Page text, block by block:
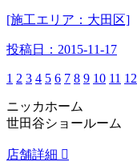
[施工エリア：大田区]
投稿日： 2015-11-17
1 2 3 4 5 6 7 8 9 10 11 12
ニッカホーム
世田谷ショールーム
店舗詳細